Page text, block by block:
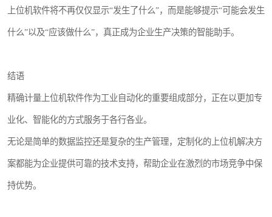
上位机软件将不再仅仅显示“发生了什么”，而是能够提示“可能会发生
什么”以及“应该做什么”，真正成为企业生产决策的智能助手。
结语
精确计量上位机软件作为工业自动化的重要组成部分，正在以更加专
业化、智能化的方式服务于各行各业。
无论是简单的数据监控还是复杂的生产管理，定制化的上位机解决方
案都能为企业提供可靠的技术支持，帮助企业在激烈的市场竞争中保
持优势。